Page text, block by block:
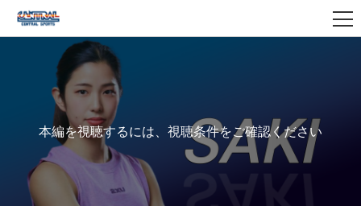
本編を視聴するには、視聴条件をご確認ください